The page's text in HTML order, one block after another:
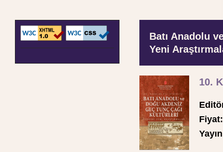
Batı Anadolu
Yeni
10.
Fiyat: